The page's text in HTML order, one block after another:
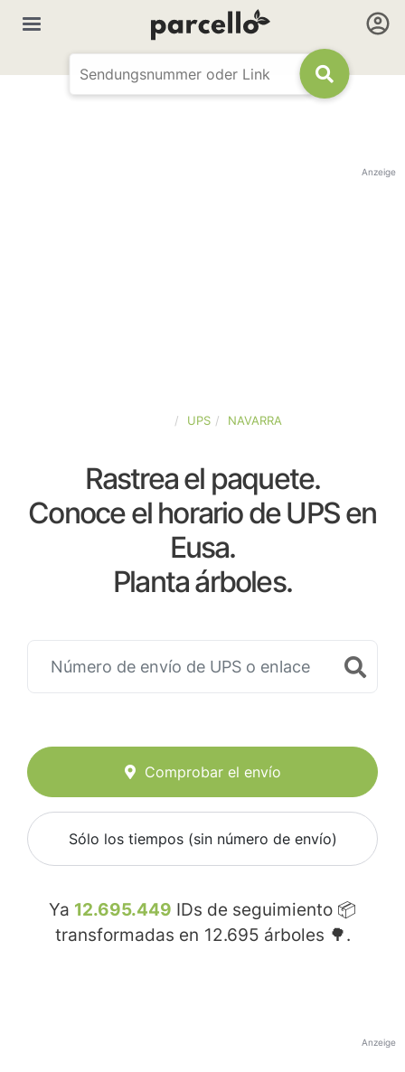
Anzeige
UPS NAVARRA
Rastrea el paquete.
Conoce el horario de UPS en
Eusa.
Planta árboles.
Comprobar el envío
Sólo los tiempos (sin número de envío)
Ya 12.695.449 IDs de seguimiento 📦
transformadas en 12.695 árboles 🌳.
Anzeige